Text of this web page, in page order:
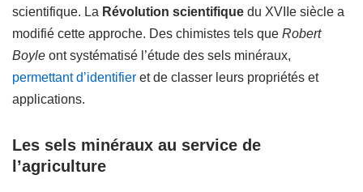
scientifique. La Révolution scientifique du XVIIe siècle a
modifié cette approche. Des chimistes tels que Robert
Boyle ont systématisé l’étude des sels minéraux,
permettant d’identifier et de classer leurs propriétés et
applications.
Les sels minéraux au service de
l’agriculture